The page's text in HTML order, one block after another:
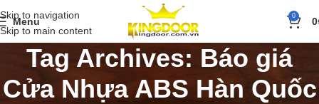
Skip to navigation
Skip to main content
Menu 0 0
Tag Archives: Báo giá
Cửa Nhựa ABS Hàn Quốc